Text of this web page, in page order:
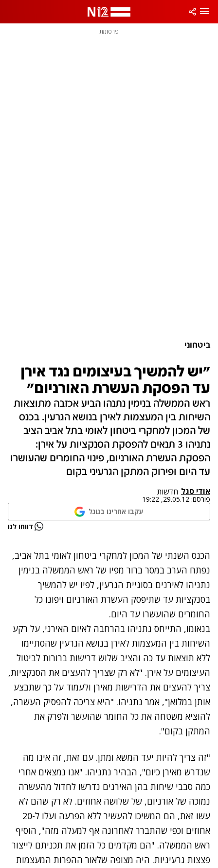
פרסומת
ביטחוני
"יש להמשיך בעיצומים נגד אירן
עד הפסקת העשרת האורניום"
ראש הממשלה בנימין נתנהו הביע אכזבה מתוצאות
השיחות בין המעצמות לאירן בנושא הגרעין. בכנס
של המכון למחקרי ביטחון לאומי בתל אביב הציב
נתניהו 3 תנאים להפסקת הסנקציות על אירן:
הפסקת העשרת האורניום, פינוי החומרים שהעושרו
עד היום ופירוק המתקן הגרעיני בקום
אודי סגל חדשות
פורסם: 29.05.12, 19:22
עקבו אחרינו בגוגל
נתקלנו בבעיה דווחו לנו
הכנס השנתי של המכון למחקרי ביטחון לאומי בתל אביב,
נפתח הערב במסר ברור מפיו של ראש הממשלה בנימין
נתניהו לאירנים בסוגיית הגרעין, לפיו יש להמשיך
בסנקציות עד שתיפסק העשרת האורניום ויפונו כל
החומרים שהועשרו עד היום.
בנאומו, התייחס נתניהו בהרחבה לאיום האירני, על רקע
השיחות בין המעצמות לאירן בנושא הגרעין שהסתיימו
ללא תוצאות עד כה והציב שלוש דרישות ברורות לביטול
העיצומים על אירן. "לא רק שצריך להעצים את הסנקציות,
צריך להעצים את הדרישות מאירן ולעמוד על כך שתבצע
אותן במלואן", אמר נתניהו. "היא צריכה להפסיק העשרה,
להוציא משטחה את כל החומר שהועשר ולפרק את
המתקן בקום".
"זה צריך להיות יעד המשא ומתן. עם זאת, זה אינו מה
שנדרש מאירן כיום", הבהיר נתניהו. "אנו נמצאים אחרי
כמה סבבי שיחות בהן האירנים נדרשו לחדול מהעשרה
נמוכה של אורניום, של שלושה אחוזים. לא רק שהם לא
עשו זאת, הם המשיכו להעשיר ללא הפרעה ועלו ל-20
אחוזים וכפי שהתברר לאחרונה אף למעלה מזה", הוסיף
ראש הממשלה. "הם מקדמים כל הזמן את תכניתם לייצור
פצצות גרעיניות. היה מצופה שלאור ההפרות המעצמות